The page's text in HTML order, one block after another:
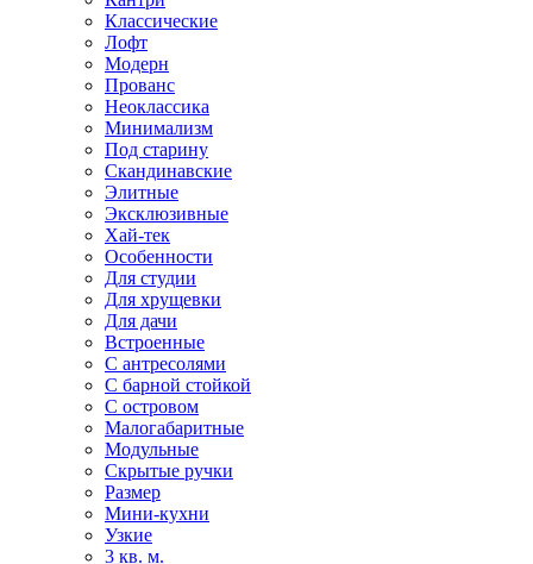
Классические
Лофт
Модерн
Прованс
Неоклассика
Минимализм
Под старину
Скандинавские
Элитные
Эксклюзивные
Хай-тек
Особенности
Для студии
Для хрущевки
Для дачи
Встроенные
С антресолями
С барной стойкой
С островом
Малогабаритные
Модульные
Скрытые ручки
Размер
Мини-кухни
Узкие
3 кв. м.